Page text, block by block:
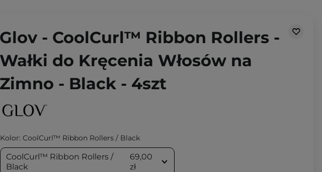
Glov - CoolCurl™ Ribbon Rollers -
Wałki do Kręcenia Włosów na
Zimno - Black - 4szt
Kolor: CoolCurl™ Ribbon Rollers / Black
CoolCurl™ Ribbon Rollers /
Black
69,00
zł